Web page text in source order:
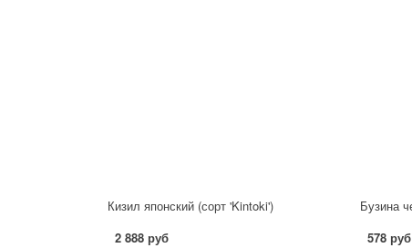
Кизил японский (сорт 'Kintoki')
2 888 руб
578 руб